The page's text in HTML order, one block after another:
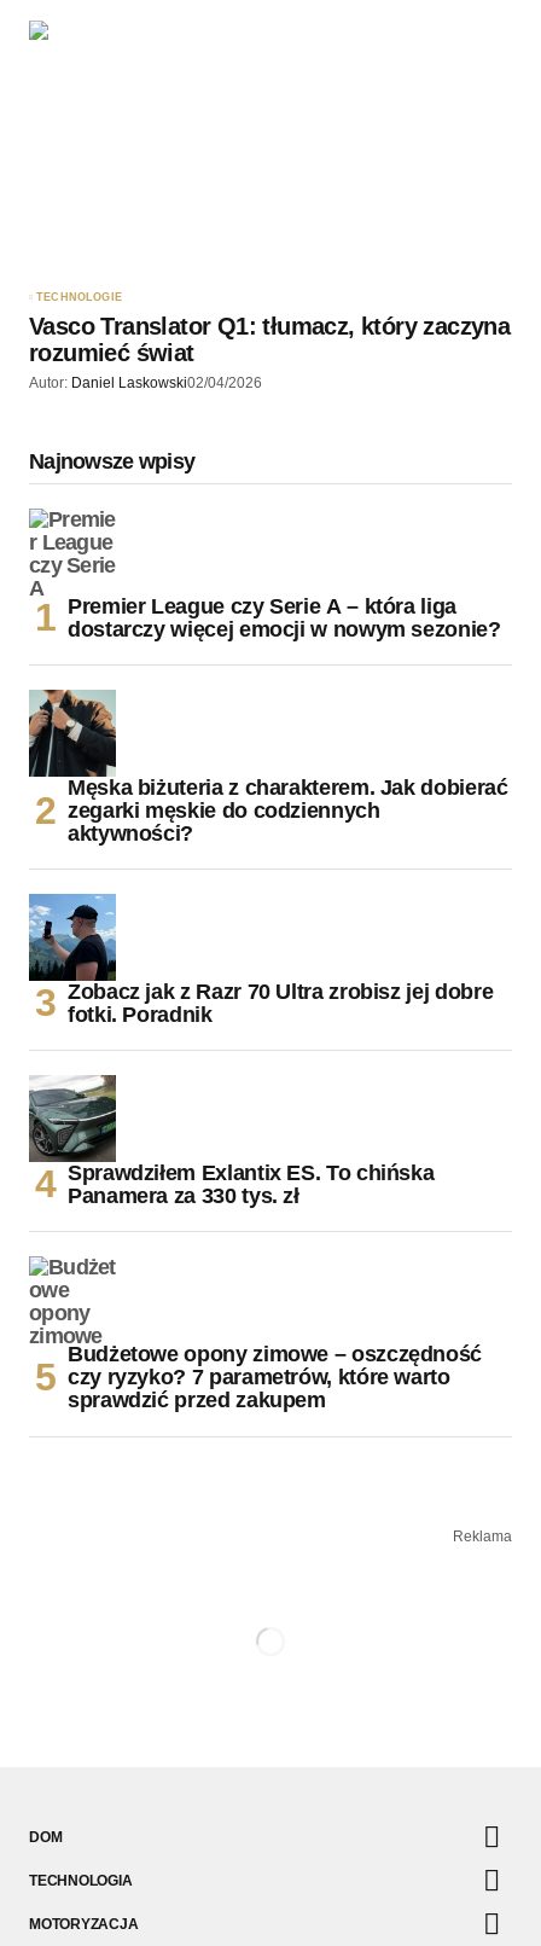
TECHNOLOGIE
Vasco Translator Q1: tłumacz, który zaczyna
rozumieć świat
Autor: Daniel Laskowski02/04/2026
Najnowsze wpisy
Premier League czy Serie A – która liga
dostarczy więcej emocji w nowym sezonie?
Męska biżuteria z charakterem. Jak dobierać
zegarki męskie do codziennych
aktywności?
Zobacz jak z Razr 70 Ultra zrobisz jej dobre
fotki. Poradnik
Sprawdziłem Exlantix ES. To chińska
Panamera za 330 tys. zł
Budżetowe opony zimowe – oszczędność
czy ryzyko? 7 parametrów, które warto
sprawdzić przed zakupem
Reklama
DOM
TECHNOLOGIA
MOTORYZACJA